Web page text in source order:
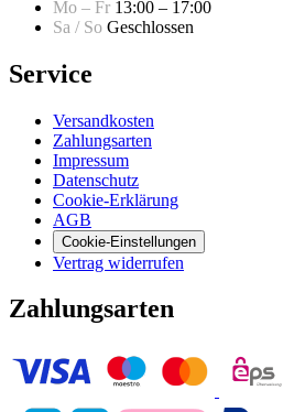
Mo – Fr 13:00 – 17:00
Sa / So Geschlossen
Service
Versandkosten
Zahlungsarten
Impressum
Datenschutz
Cookie-Erklärung
AGB
Cookie-Einstellungen
Vertrag widerrufen
Zahlungsarten